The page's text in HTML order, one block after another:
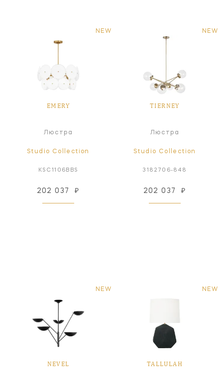
NEW
EMERY
Люстра
Studio Collection
KSC1106BBS
202 037 ₽
NEW
TIERNEY
Люстра
Studio Collection
3182706-848
202 037 ₽
NEW
NEVEL
NEW
TALLULAH